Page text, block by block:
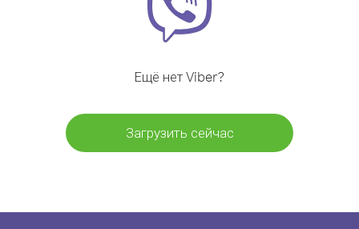
Ещё нет Viber?
Загрузить сейчас